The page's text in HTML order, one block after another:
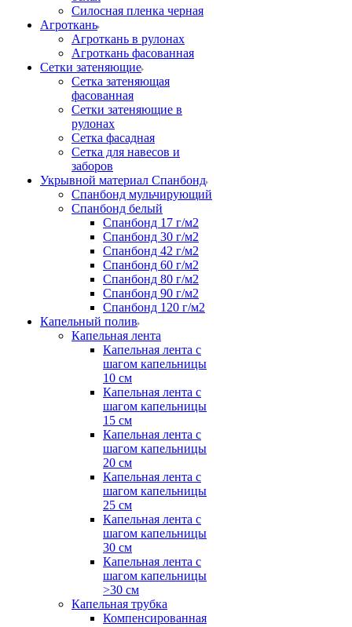
Силосная пленка черная
Агроткань
Агроткань в рулонах
Агроткань фасованная
Сетки затеняющие
Сетка затеняющая
фасованная
Сетки затеняющие в
рулонах
Сетка фасадная
Сетка для навесов и
заборов
Укрывной материал Спанбонд
Спанбонд мульчирующий
Спанбонд белый
Спанбонд 17 г/м2
Спанбонд 30 г/м2
Спанбонд 42 г/м2
Спанбонд 60 г/м2
Спанбонд 80 г/м2
Спанбонд 90 г/м2
Спанбонд 120 г/м2
Капельный полив
Капельная лента
Капельная лента с
шагом капельницы
10 см
Капельная лента с
шагом капельницы
15 см
Капельная лента с
шагом капельницы
20 см
Капельная лента с
шагом капельницы
25 см
Капельная лента с
шагом капельницы
30 см
Капельная лента с
шагом капельницы
>30 см
Капельная трубка
Компенсированная